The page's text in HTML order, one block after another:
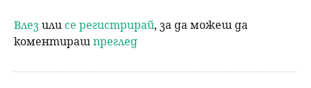
Влезили се регистрирай, за да можеш да
коментирашпреглед